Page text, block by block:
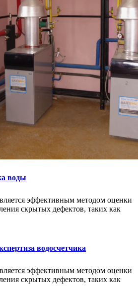
воды
эффективным методом оценки
скрытых дефектов, таких как
водосчетчика
эффективным методом оценки
скрытых дефектов, таких как